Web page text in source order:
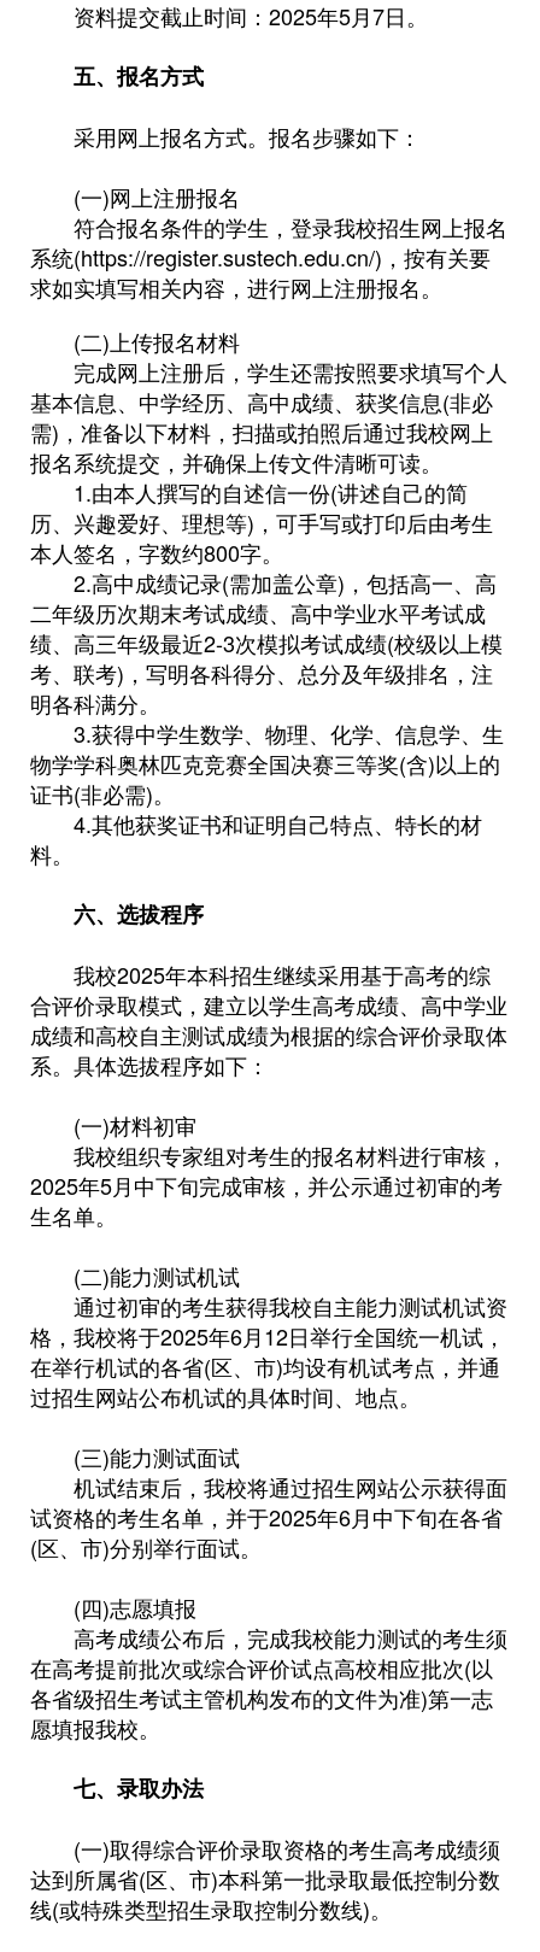
资料提交截止时间：2025年5月7日。
五、报名方式
采用网上报名方式。报名步骤如下：
(一)网上注册报名
符合报名条件的学生，登录我校招生网上报名
系统(https://register.sustech.edu.cn/)，按有关要
求如实填写相关内容，进行网上注册报名。
(二)上传报名材料
完成网上注册后，学生还需按照要求填写个人
基本信息、中学经历、高中成绩、获奖信息(非必
需)，准备以下材料，扫描或拍照后通过我校网上
报名系统提交，并确保上传文件清晰可读。
1.由本人撰写的自述信一份(讲述自己的简
历、兴趣爱好、理想等)，可手写或打印后由考生
本人签名，字数约800字。
2.高中成绩记录(需加盖公章)，包括高一、高
二年级历次期末考试成绩、高中学业水平考试成
绩、高三年级最近2-3次模拟考试成绩(校级以上模
考、联考)，写明各科得分、总分及年级排名，注
明各科满分。
3.获得中学生数学、物理、化学、信息学、生
物学学科奥林匹克竞赛全国决赛三等奖(含)以上的
证书(非必需)。
4.其他获奖证书和证明自己特点、特长的材
料。
六、选拔程序
我校2025年本科招生继续采用基于高考的综
合评价录取模式，建立以学生高考成绩、高中学业
成绩和高校自主测试成绩为根据的综合评价录取体
系。具体选拔程序如下：
(一)材料初审
我校组织专家组对考生的报名材料进行审核，
2025年5月中下旬完成审核，并公示通过初审的考
生名单。
(二)能力测试机试
通过初审的考生获得我校自主能力测试机试资
格，我校将于2025年6月12日举行全国统一机试，
在举行机试的各省(区、市)均设有机试考点，并通
过招生网站公布机试的具体时间、地点。
(三)能力测试面试
机试结束后，我校将通过招生网站公示获得面
试资格的考生名单，并于2025年6月中下旬在各省
(区、市)分别举行面试。
(四)志愿填报
高考成绩公布后，完成我校能力测试的考生须
在高考提前批次或综合评价试点高校相应批次(以
各省级招生考试主管机构发布的文件为准)第一志
愿填报我校。
七、录取办法
(一)取得综合评价录取资格的考生高考成绩须
达到所属省(区、市)本科第一批录取最低控制分数
线(或特殊类型招生录取控制分数线)。